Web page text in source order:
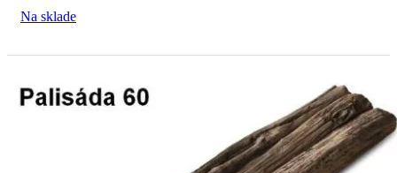
Na sklade